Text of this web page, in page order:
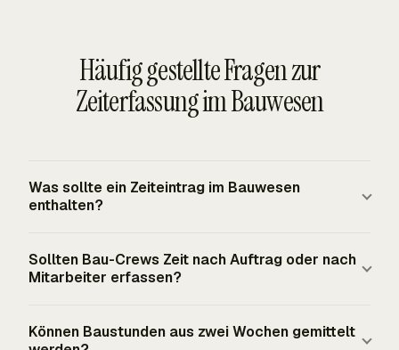
Häufig gestellte Fragen zur
Zeiterfassung im Bauwesen
Was sollte ein Zeiteintrag im Bauwesen
enthalten?
Datum, den Auftrag oder das Projekt, die Aufgabe, die
wenn die Zeit eine Kundenrechnung beeinflusst. Für US-
Sollten Bau-Crews Zeit nach Auftrag oder nach
Mitarbeiter erfassen?
Auftragskostenrechnung beeinflussen. Die
Können Baustunden aus zwei Wochen gemittelt